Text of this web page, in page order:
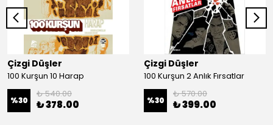
Çizgi Düşler
100 Kurşun 10 Harap
%30
₺ 540.00
₺ 378.00
Çizgi Düşler
100 Kurşun 2 Anlık Fırsatlar
%30
₺ 570.00
₺ 399.00